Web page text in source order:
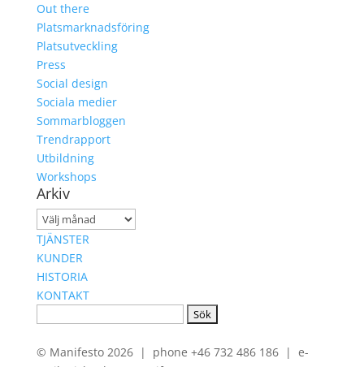
Out there
Platsmarknadsföring
Platsutveckling
Press
Social design
Sociala medier
Sommarbloggen
Trendrapport
Utbildning
Workshops
Arkiv
Arkiv
TJÄNSTER
KUNDER
HISTORIA
KONTAKT
© Manifesto 2026 | phone +46 732 486 186 | e-